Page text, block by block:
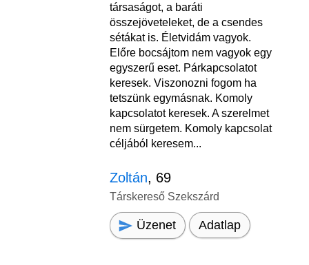
társaságot, a baráti
összejöveteleket, de a csendes
sétákat is. Életvidám vagyok.
Előre bocsájtom nem vagyok egy
egyszerű eset. Párkapcsolatot
keresek. Viszonozni fogom ha
tetszünk egymásnak. Komoly
kapcsolatot keresek. A szerelmet
nem sürgetem. Komoly kapcsolat
céljából keresem...
Zoltán, 69
Társkereső Szekszárd
Üzenet Adatlap